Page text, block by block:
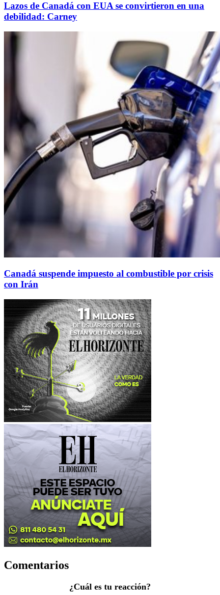
Lazos de Canadá con EUA se convirtieron en una
debilidad: Carney
Canadá suspende impuesto al combustible por crisis
con Irán
Comentarios